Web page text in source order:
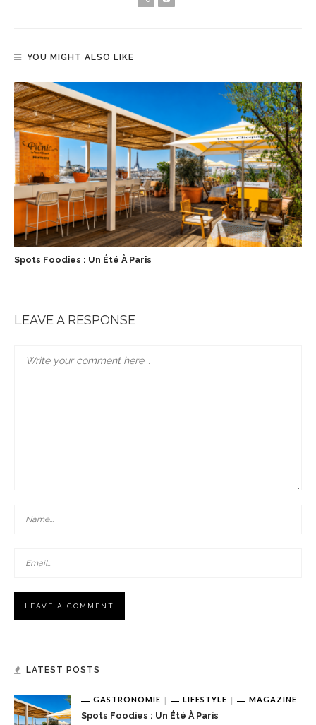
YOU MIGHT ALSO LIKE
Spots Foodies : Un Été À Paris
LEAVE A RESPONSE
LATEST POSTS
GASTRONOMIE LIFESTYLE MAGAZINE
Spots Foodies : Un Été À Paris